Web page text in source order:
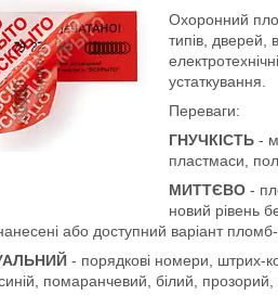
Охоронний
типів, дверей,
устаткування.
Переваги:
ГНУЧКІСТЬ -
пластмаси,
МИТТЄВО -
новий рівень
або доступний варіант
- порядкові номери, штрих-
помаранчевий, білий,